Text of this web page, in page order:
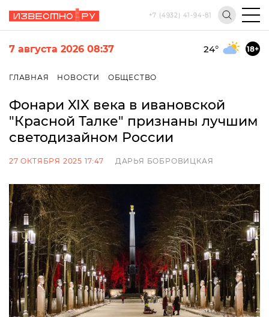
+7 (4932) 41-94-81
7 августа 2026 08:37 24° 18+
ГЛАВНАЯ НОВОСТИ ОБЩЕСТВО
Фонари XIX века в ивановской
"Красной Талке" признаны лучшим
светодизайном России
27 ОКТЯБРЯ 2025 17:47 ДАРЬЯ БОБРОВИЦКАЯ